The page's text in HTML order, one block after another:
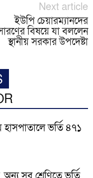
Next article
ইউপি চেয়ারম্যানদের
বিষয়ে যা বললেন
স্থানীয় সরকার উপদেষ্টা
হাসপাতালে ভর্তি ৪৭১